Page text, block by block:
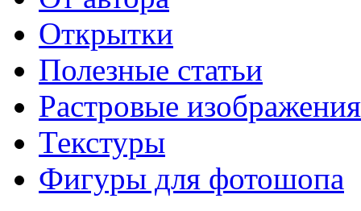
Открытки
Полезные статьи
Растровые изображения
Текстуры
Фигуры для фотошопа